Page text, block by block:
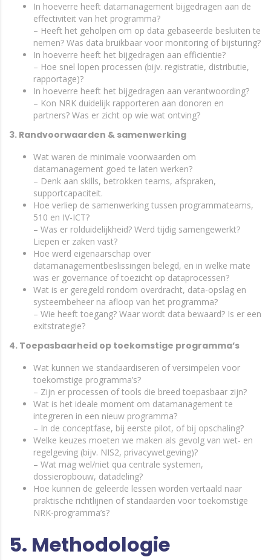
In hoeverre heeft datamanagement bijgedragen aan de
effectiviteit van het programma?
– Heeft het geholpen om op data gebaseerde besluiten te
nemen? Was data bruikbaar voor monitoring of bijsturing?
In hoeverre heeft het bijgedragen aan efficiëntie?
– Hoe snel lopen processen (bijv. registratie, distributie,
rapportage)?
In hoeverre heeft het bijgedragen aan verantwoording?
– Kon NRK duidelijk rapporteren aan donoren en
partners? Was er zicht op wie wat ontving?
3. Randvoorwaarden & samenwerking
Wat waren de minimale voorwaarden om
datamanagement goed te laten werken?
– Denk aan skills, betrokken teams, afspraken,
supportcapaciteit.
Hoe verliep de samenwerking tussen programmateams,
510 en IV-ICT?
– Was er rolduidelijkheid? Werd tijdig samengewerkt?
Liepen er zaken vast?
Hoe werd eigenaarschap over
datamanagementbeslissingen belegd, en in welke mate
was er governance of toezicht op dataprocessen?
Wat is er geregeld rondom overdracht, data-opslag en
systeembeheer na afloop van het programma?
– Wie heeft toegang? Waar wordt data bewaard? Is er een
exitstrategie?
4. Toepasbaarheid op toekomstige programma’s
Wat kunnen we standaardiseren of versimpelen voor
toekomstige programma’s?
– Zijn er processen of tools die breed toepasbaar zijn?
Wat is het ideale moment om datamanagement te
integreren in een nieuw programma?
– In de conceptfase, bij eerste pilot, of bij opschaling?
Welke keuzes moeten we maken als gevolg van wet- en
regelgeving (bijv. NIS2, privacywetgeving)?
– Wat mag wel/niet qua centrale systemen,
dossieropbouw, datadeling?
Hoe kunnen de geleerde lessen worden vertaald naar
praktische richtlijnen of standaarden voor toekomstige
NRK-programma’s?
5. Methodologie